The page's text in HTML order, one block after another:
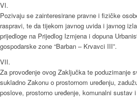
VI.
Pozivaju se zainteresirane pravne i fizičke
raspravi, te da tijekom javnog uvida i javnog
prijedloge na Prijedlog Izmjena i dopuna
gospodarske zone “Barban – Krvavci III”.
VII.
Za provođenje ovog Zaključka te poduzimanje
sukladno Zakonu o prostornom uređenju,
poslove, prostorno uređenje, komunalni sustav